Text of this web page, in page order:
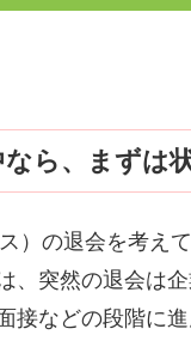
ら、まずは
）の退会を考え
、突然の退会は
接などの段階に